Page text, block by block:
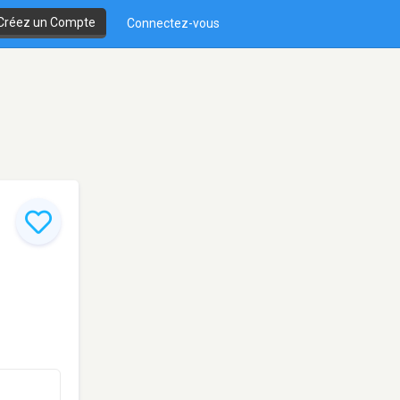
un Compte Connectez-vous